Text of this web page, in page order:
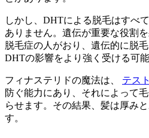
しかし、DHTによる脱毛はすべ
ありません。遺伝が重要な役割
脱毛症の人がおり、遺伝的に脱
DHTの影響をより強く受ける可
フィナステリドの魔法は、 テス
防ぐ能力にあり、それによって
らせます。その結果、髪は厚み
す。